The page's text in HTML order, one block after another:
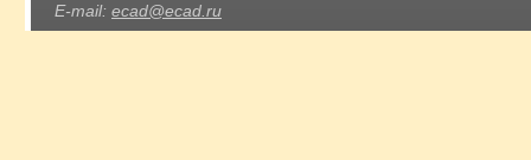
E-mail: ecad@ecad.ru